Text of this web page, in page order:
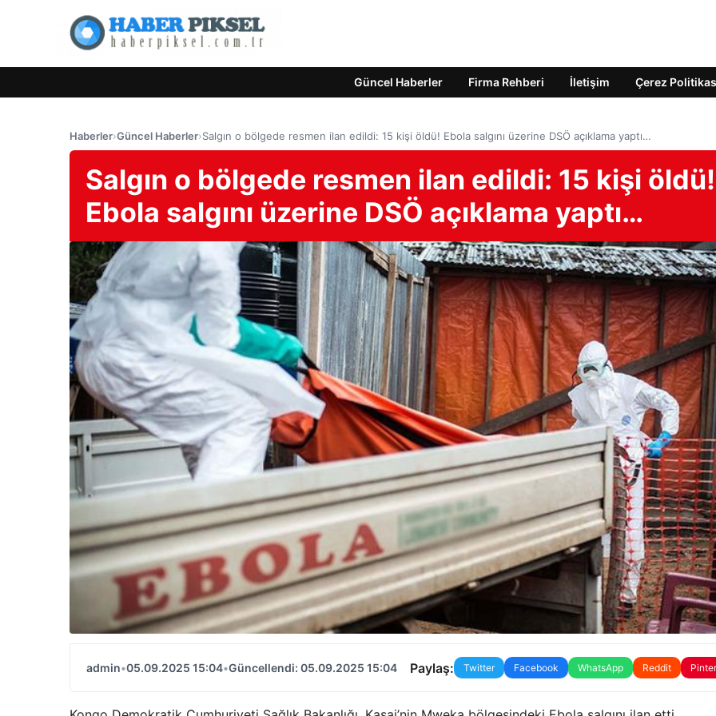
Güncel Haberler Firma Rehberi İletişim Çerez
Haberler›Güncel Haberler›Salgın o bölgede resmen ilan edildi: 15 kişi öldü! Ebola salgını üzerine DSÖ açıklama yaptı…
Salgın o bölgede resmen ilan edildi: 15 kişi öldü!
Ebola salgını üzerine DSÖ açıklama yaptı…
admin•05.09.2025 15:04•Güncellendi: 05.09.2025 15:04 Paylaş: Twitter Facebook WhatsApp Reddit